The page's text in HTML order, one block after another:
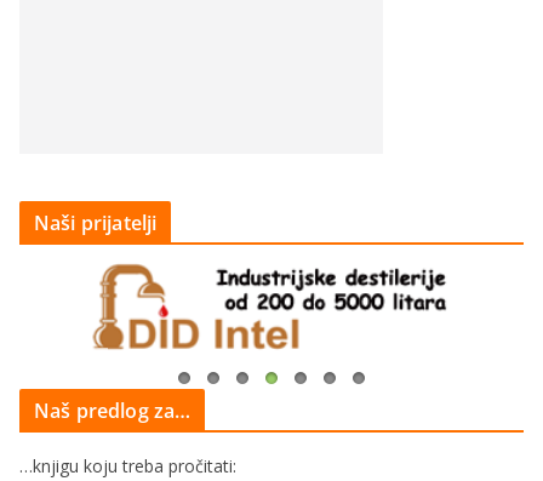
Naši prijatelji
Naš predlog za…
…knjigu koju treba pročitati: